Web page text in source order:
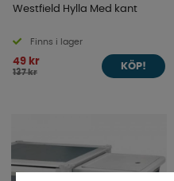
Westfield Hylla Med kant
Finns i lager
49 kr
137 kr
KÖP!